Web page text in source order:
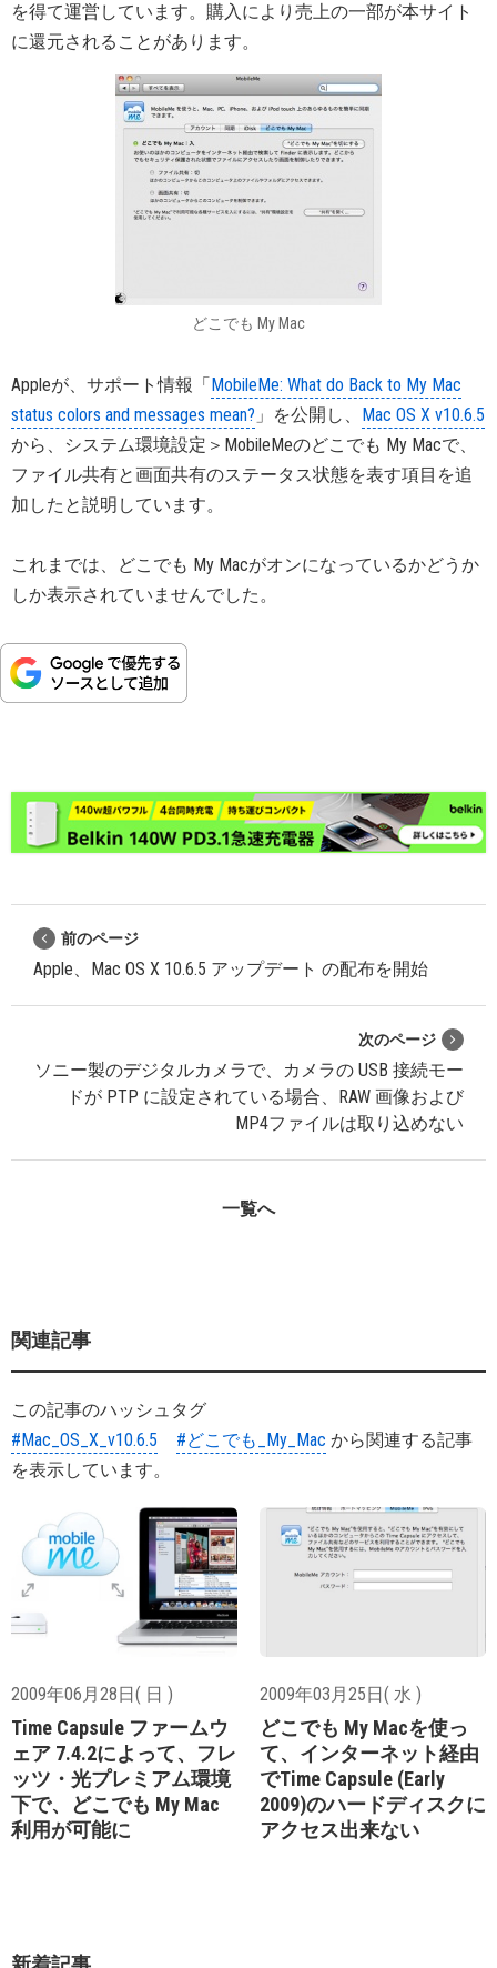
を得て運営しています。購入により売上の一部が本サイト
に還元されることがあります。
どこでも My Mac
Appleが、サポート情報「MobileMe: What do Back to My Mac
status colors and messages mean? 」を公開し、 Mac OS X v10.6.5
から、システム環境設定＞MobileMeのどこでも My Macで、
ファイル共有と画面共有のステータス状態を表す項目を追
加したと説明しています。
これまでは、どこでも My Macがオンになっているかどうか
しか表示されていませんでした。
前のページ
Apple、Mac OS X 10.6.5 アップデート の配布を開始
次のページ
ソニー製のデジタルカメラで、カメラの USB 接続モー
ドが PTP に設定されている場合、RAW 画像および
MP4ファイルは取り込めない
一覧へ
関連記事
この記事のハッシュタグ
#Mac_OS_X_v10.6.5
#どこでも_My_Mac から関連する記事
を表示しています。
2009年06月28日( 日 )
Time Capsule ファームウ
ェア 7.4.2によって、フレ
ッツ・光プレミアム環境
下で、どこでも My Mac
利用が可能に
2009年03月25日( 水 )
どこでも My Macを使っ
て、インターネット経由
でTime Capsule (Early
2009)のハードディスクに
アクセス出来ない